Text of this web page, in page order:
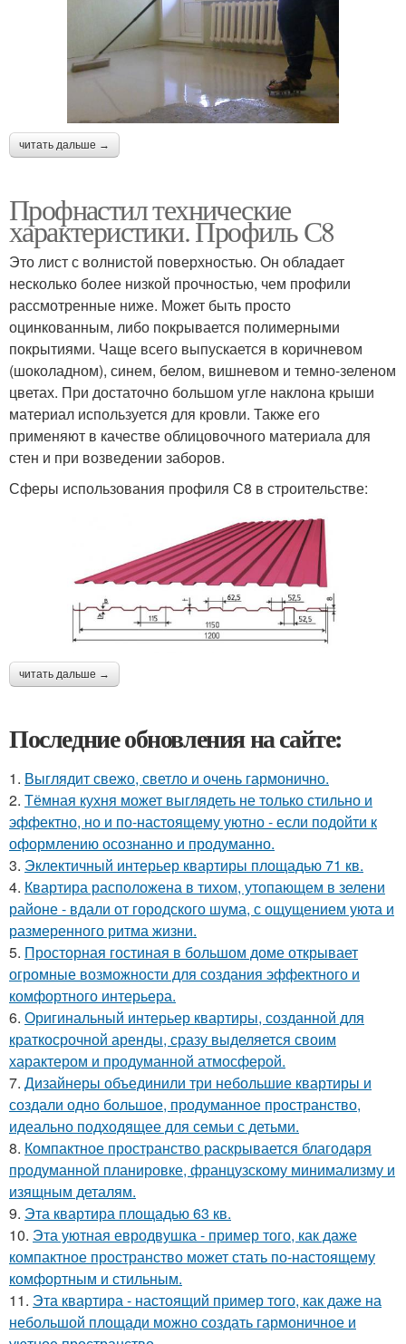
читать дальше →
Профнастил технические
характеристики. Профиль С8
Это лист с волнистой поверхностью. Он обладает
несколько более низкой прочностью, чем профили
рассмотренные ниже. Может быть просто
оцинкованным, либо покрывается полимерными
покрытиями. Чаще всего выпускается в коричневом
(шоколадном), синем, белом, вишневом и темно-зеленом
цветах. При достаточно большом угле наклона крыши
материал используется для кровли. Также его
применяют в качестве облицовочного материала для
стен и при возведении заборов.
Сферы использования профиля С8 в строительстве:
читать дальше →
Последние обновления на сайте:
1. Выглядит свежо, светло и очень гармонично.
2. Тёмная кухня может выглядеть не только стильно и
эффектно, но и по-настоящему уютно - если подойти к
оформлению осознанно и продуманно.
3. Эклектичный интерьер квартиры площадью 71 кв.
4. Квартира расположена в тихом, утопающем в зелени
районе - вдали от городского шума, с ощущением уюта и
размеренного ритма жизни.
5. Просторная гостиная в большом доме открывает
огромные возможности для создания эффектного и
комфортного интерьера.
6. Оригинальный интерьер квартиры, созданной для
краткосрочной аренды, сразу выделяется своим
характером и продуманной атмосферой.
7. Дизайнеры объединили три небольшие квартиры и
создали одно большое, продуманное пространство,
идеально подходящее для семьи с детьми.
8. Компактное пространство раскрывается благодаря
продуманной планировке, французскому минимализму и
изящным деталям.
9. Эта квартира площадью 63 кв.
10. Эта уютная евродвушка - пример того, как даже
компактное пространство может стать по-настоящему
комфортным и стильным.
11. Эта квартира - настоящий пример того, как даже на
небольшой площади можно создать гармоничное и